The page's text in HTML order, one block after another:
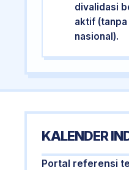
divalidasi
aktif
nasional).
KALENDER
Portal referensi